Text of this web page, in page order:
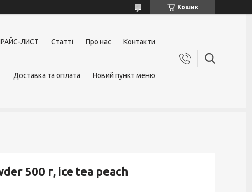
Кошик
ЛИСТ Статті Про нас Контакти
Доставка та оплата Новий пункт меню
500 г, ice tea peach